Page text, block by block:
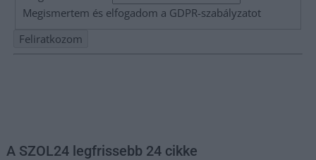
Megismertem és elfogadom a GDPR-szabályzatot
A SZOL24 legfrissebb 24 cikke